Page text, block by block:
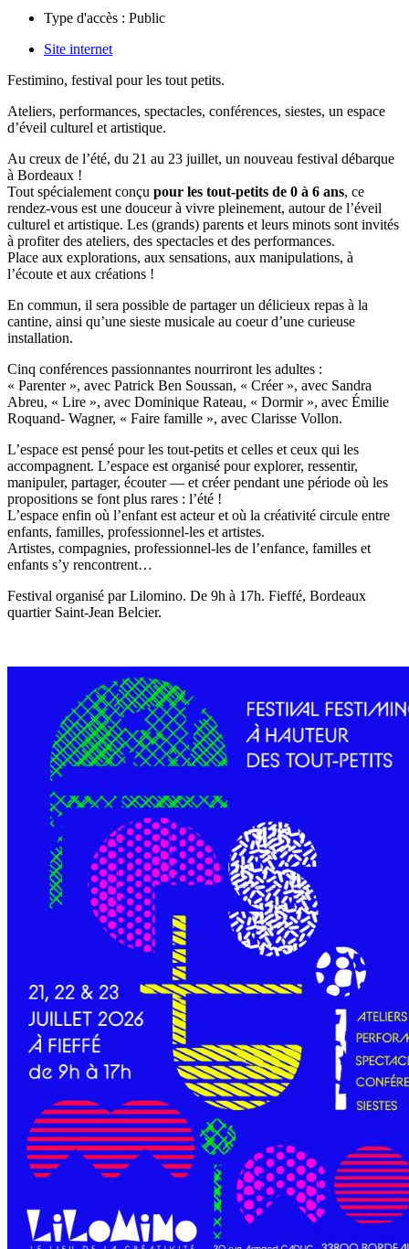
Type d'accès : Public
Site internet
Festimino, festival pour les tout petits.
Ateliers, performances, spectacles, conférences, siestes, un espace
d’éveil culturel et artistique.
Au creux de l’été, du 21 au 23 juillet, un nouveau festival débarque
à Bordeaux !
Tout spécialement conçu pour les tout-petits de 0 à 6 ans, ce
rendez-vous est une douceur à vivre pleinement, autour de l’éveil
culturel et artistique. Les (grands) parents et leurs minots sont invités
à profiter des ateliers, des spectacles et des performances.
Place aux explorations, aux sensations, aux manipulations, à
l’écoute et aux créations !
En commun, il sera possible de partager un délicieux repas à la
cantine, ainsi qu’une sieste musicale au coeur d’une curieuse
installation.
Cinq conférences passionnantes nourriront les adultes :
« Parenter », avec Patrick Ben Soussan, « Créer », avec Sandra
Abreu, « Lire », avec Dominique Rateau, « Dormir », avec Émilie
Roquand- Wagner, « Faire famille », avec Clarisse Vollon.
L’espace est pensé pour les tout-petits et celles et ceux qui les
accompagnent. L’espace est organisé pour explorer, ressentir,
manipuler, partager, écouter — et créer pendant une période où les
propositions se font plus rares : l’été !
L’espace enfin où l’enfant est acteur et où la créativité circule entre
enfants, familles, professionnel-les et artistes.
Artistes, compagnies, professionnel-les de l’enfance, familles et
enfants s’y rencontrent…
Festival organisé par Lilomino. De 9h à 17h. Fieffé, Bordeaux
quartier Saint-Jean Belcier.